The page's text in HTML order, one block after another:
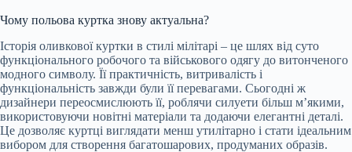
Чому польова куртка знову актуальна?
Історія оливкової куртки в стилі мілітарі – це шлях від суто
функціонального робочого та військового одягу до витонченого
модного символу. Її практичність, витривалість і
функціональність завжди були її перевагами. Сьогодні ж
дизайнери переосмислюють її, роблячи силуети більш м’якими,
використовуючи новітні матеріали та додаючи елегантні деталі.
Це дозволяє куртці виглядати менш утилітарно і стати ідеальним
вибором для створення багатошарових, продуманих образів.